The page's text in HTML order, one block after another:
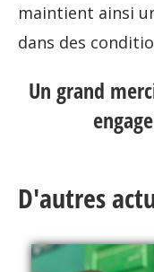
maintient ainsi
dans des
Un grand
D'autres